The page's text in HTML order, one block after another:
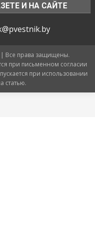
И НА САЙТЕ
| Все права защищены.
при письменном согласии
при использовании
статью.